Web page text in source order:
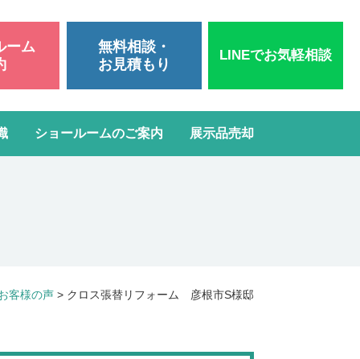
ーム
無料相談・
お見積もり
LINEでお気軽相談
ショールームのご案内 展示品売却
客様の声 > クロス張替リフォーム 彦根市S様邸